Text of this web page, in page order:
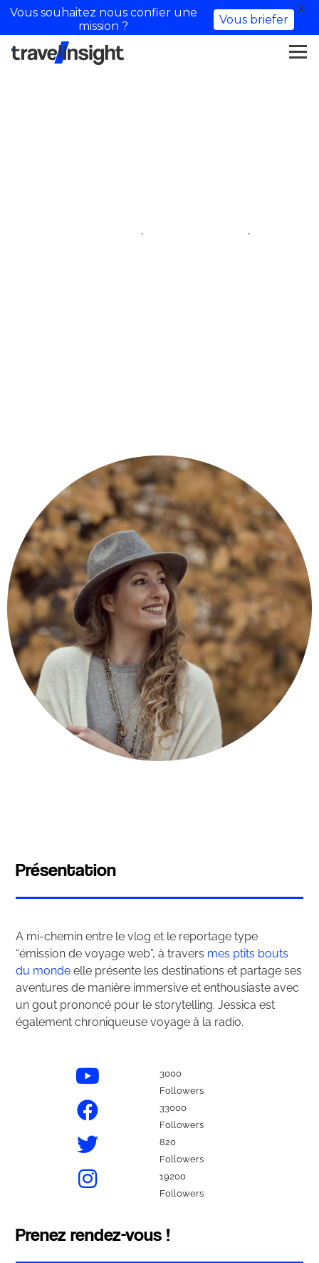
, ,
Présentation
A mi-chemin entre le vlog et le reportage type
“émission de voyage web”, à travers mes ptits bouts
du monde elle présente les destinations et partage ses
aventures de manière immersive et enthousiaste avec
un gout prononcé pour le storytelling. Jessica est
également chroniqueuse voyage à la radio.
3000
Followers
33000
Followers
820
Followers
19200
Followers
Prenez rendez-vous !
Vous souhaitez nous confier une
mission ?
Vous briefer
X